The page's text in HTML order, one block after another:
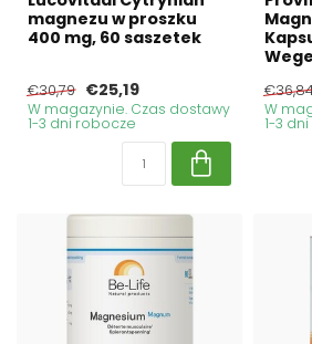
magnezu w proszku
400 mg, 60 saszetek
€30,79 €25,19
W magazynie. Czas dostawy
1-3 dni robocze
W
1-3